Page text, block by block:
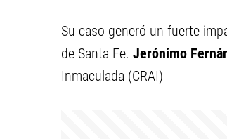
Su caso generó un fuerte
de Santa Fe. Jerónimo
Inmaculada (CRAI)